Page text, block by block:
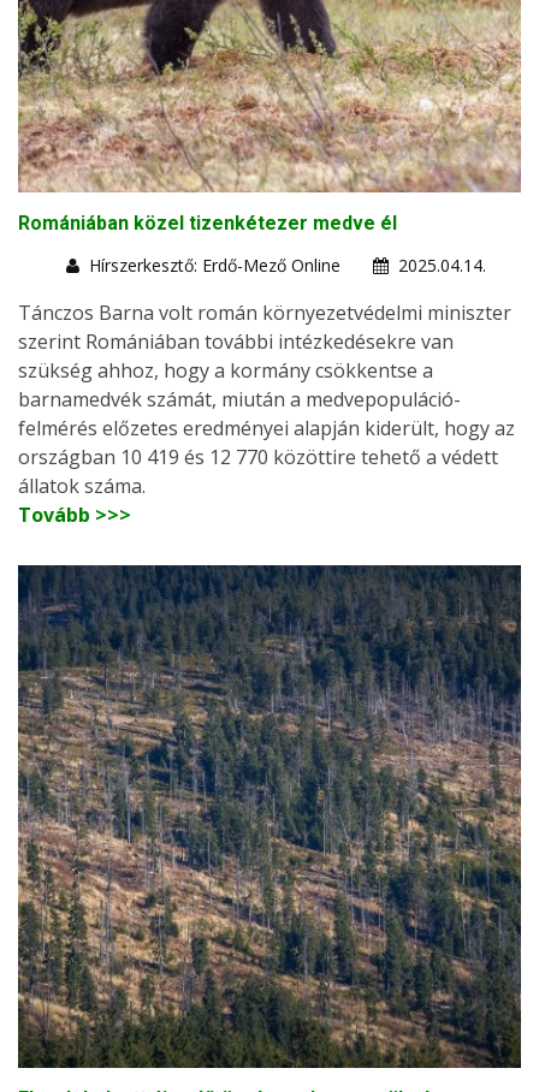
Romániában közel tizenkétezer medve él
Hírszerkesztő: Erdő-Mező Online
2025.04.14.
Tánczos Barna volt román környezetvédelmi miniszter
szerint Romániában további intézkedésekre van
szükség ahhoz, hogy a kormány csökkentse a
barnamedvék számát, miután a medvepopuláció-
felmérés előzetes eredményei alapján kiderült, hogy az
országban 10 419 és 12 770 közöttire tehető a védett
állatok száma.
Tovább >>>